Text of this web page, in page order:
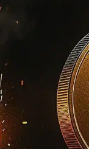
Pourquoi
avec
la FED